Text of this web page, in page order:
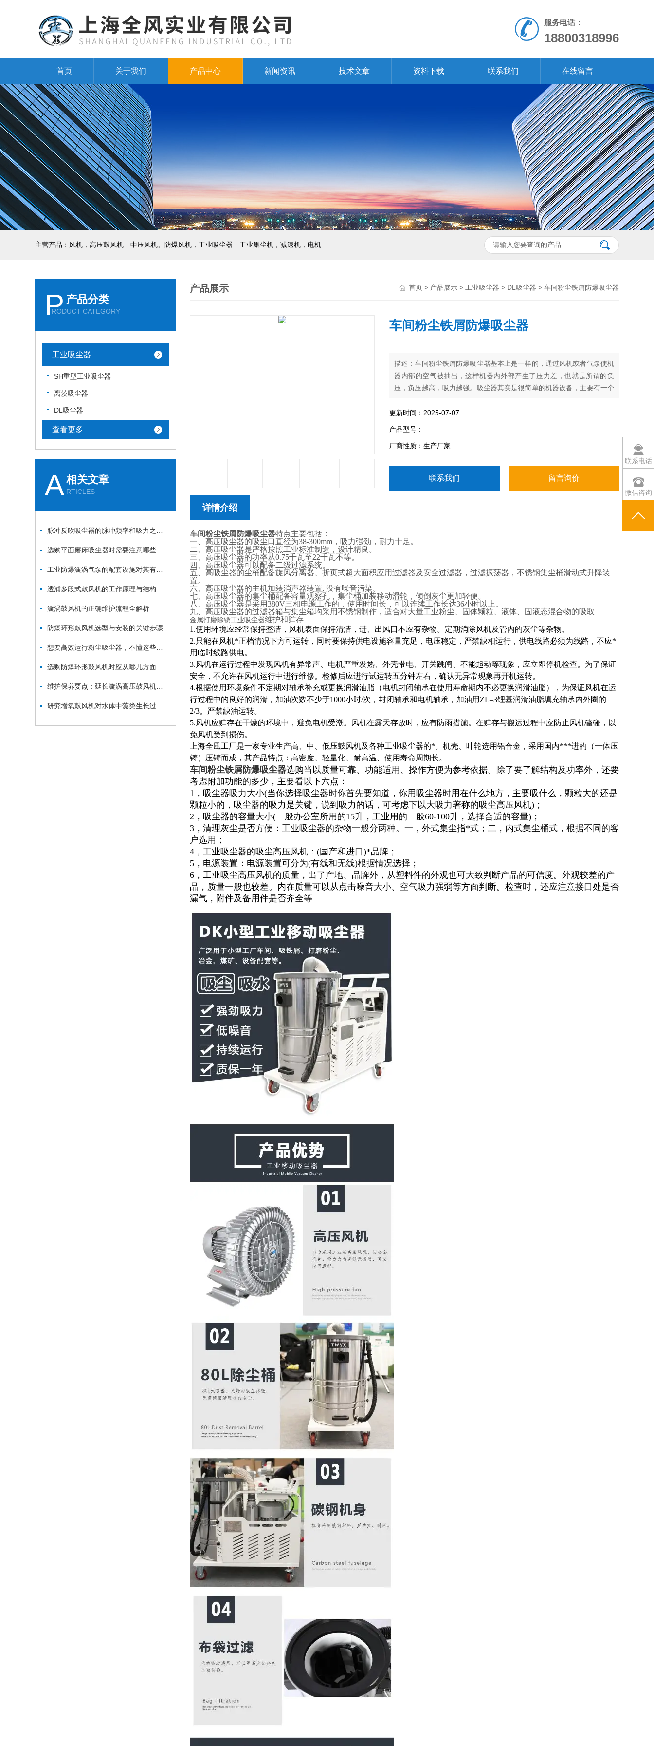
服务电话：
18800318996
首页 关于我们 产品中心 新闻资讯 技术文章 资料下载 联系我们 在线留言
主营产品：风机，高压鼓风机，中压风机。防爆风机，工业吸尘器，工业集尘机，减速机，电机
P 产品分类
RODUCT CATEGORY
工业吸尘器
SH重型工业吸尘器
离茨吸尘器
DL吸尘器
查看更多
A相关文章
RTICLES
漩涡鼓风机的正确维护流程全解析
防爆环形鼓风机选型与安装的关键步骤
产品展示 首页 > 产品展示 > 工业吸尘器 > DL吸尘器 > 车间粉尘铁屑防爆吸尘器
车间粉尘铁屑防爆吸尘器
描述：车间粉尘铁屑防爆吸尘器基本上是一样的，通过风机或者气泵使机
器内部的空气被抽出，这样机器内外部产生了压力差，也就是所谓的负
压，负压越高，吸力越强。吸尘器其实是很简单的机器设备，主要有一个
过滤布袋，一般是无纺布的，经过初级过滤，携有细小的灰尘的空气再经
过一个特制的滤清器。
更新时间：2025-07-07
产品型号：
厂商性质：生产厂家
联系我们 留言询价
详情介绍
车间粉尘铁屑防爆吸尘器特点主要包括：
一、高压吸尘器的吸尘口直径为38-300mm，吸力强劲，耐力十足。
二、高压吸尘器是严格按照工业标准制造，设计精良。
三、高压吸尘器的功率从0.75千瓦至22千瓦不等。
四、高压吸尘器可以配备二级过滤系统。
五、高吸尘器的尘桶配备旋风分离器、折页式超大面积应用过滤器及安全过滤器，过滤振荡器，不锈钢集尘桶滑动式升降装
置。
六、高压吸尘器的主机加装消声器装置, 没有噪音污染。
七、高压吸尘器的集尘桶配备容量观察孔，集尘桶加装移动滑轮，倾倒灰尘更加轻便。
八、高压吸尘器是采用380V三相电源工作的，使用时间长，可以连续工作长达36小时以上。
九、高压吸尘器的过滤器箱与集尘箱均采用不锈钢制作，适合对大量工业粉尘、固体颗粒、液体、固液态混合物的吸取
金属打磨除锈工业吸尘器维护和贮存
1.使用环境应经常保持整洁，风机表面保持清洁，进、出风口不应有杂物。定期消除风机及管内的灰尘等杂物。
2.只能在风机*正档情况下方可运转，同时要保持供电设施容量充足，电压稳定，严禁缺相运行，供电线路必须为线路，不应*
用临时线路供电。
3.风机在运行过程中发现风机有异常声、电机严重发热、外壳带电、开关跳闸、不能起动等现象，应立即停机检查。为了保证
安全，不允许在风机运行中进行维修。检修后应进行试运转五分钟左右，确认无异常现象再开机运转。
4.根据使用环境条件不定期对轴承补充或更换润滑油脂（电机封闭轴承在使用寿命期内不必更换润滑油脂），为保证风机在运
行过程中的良好的润滑，加油次数不少于1000小时/次，封闭轴承和电机轴承，加油用ZL–3锂基润滑油脂填充轴承内外圈的
2/3。严禁缺油运转。
5.风机应贮存在干燥的环境中，避免电机受潮。风机在露天存放时，应有防雨措施。在贮存与搬运过程中应防止风机磕碰，以
免风机受到损伤。
上海全風工厂是一家专业生产高、中、低压鼓风机及各种工业吸尘器的*。机壳、叶轮选用铝合金，采用国内***进的（一体压
铸）压铸而成，其产品特点：高密度、轻量化、耐高温、使用寿命周期长。
车间粉尘铁屑防爆吸尘器选购当以质量可靠、功能适用、操作方便为参考依据。除了要了解结构及功率外，还要
考虑附加功能的多少，主要看以下六点：
1，吸尘器吸力大小(当你选择吸尘器时你首先要知道，你用吸尘器时用在什么地方，主要吸什么，颗粒大的还是
颗粒小的，吸尘器的吸力是关键，说到吸力的话，可考虑下以大吸力著称的吸尘高压风机)；
2，吸尘器的容量大小(一般办公室所用的15升，工业用的一般60-100升，选择合适的容量)；
3，清理灰尘是否方便：工业吸尘器的杂物一般分两种。一，外式集尘指*式；二，内式集尘桶式，根据不同的客
户选用；
4，工业吸尘器的吸尘高压风机：(国产和进口)*品牌；
5，电源装置：电源装置可分为(有线和无线)根据情况选择；
6，工业吸尘高压风机的质量，出了产地、品牌外，从塑料件的外观也可大致判断产品的可信度。外观较差的产
品，质量一般也较差。内在质量可以从点击噪音大小、空气吸力强弱等方面判断。检查时，还应注意接口处是否
漏气，附件及备用件是否齐全等
联系电话
微信咨询